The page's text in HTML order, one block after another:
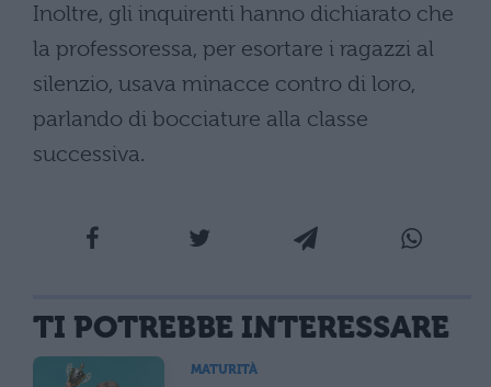
Inoltre, gli inquirenti hanno dichiarato che
la professoressa, per esortare i ragazzi al
silenzio, usava minacce contro di loro,
parlando di bocciature alla classe
successiva.
TI POTREBBE INTERESSARE
MATURITÀ